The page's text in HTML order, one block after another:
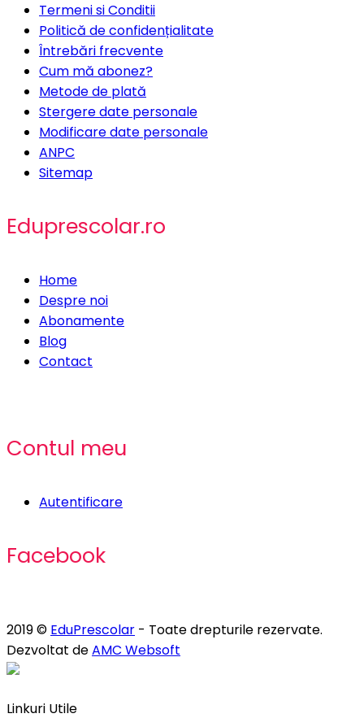
Termeni si Conditii
Politică de confidențialitate
Întrebări frecvente
Cum mă abonez?
Metode de plată
Stergere date personale
Modificare date personale
ANPC
Sitemap
Eduprescolar.ro
Home
Despre noi
Abonamente
Blog
Contact
Contul meu
Autentificare
Facebook
2019 © EduPrescolar - Toate drepturile rezervate.
Dezvoltat deAMC Websoft
Linkuri Utile